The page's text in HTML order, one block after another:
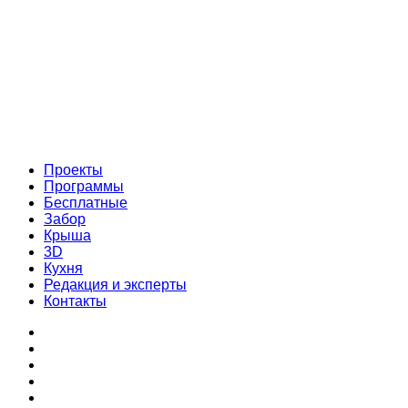
Проекты
Программы
Бесплатные
Забор
Крыша
3D
Кухня
Редакция и эксперты
Контакты